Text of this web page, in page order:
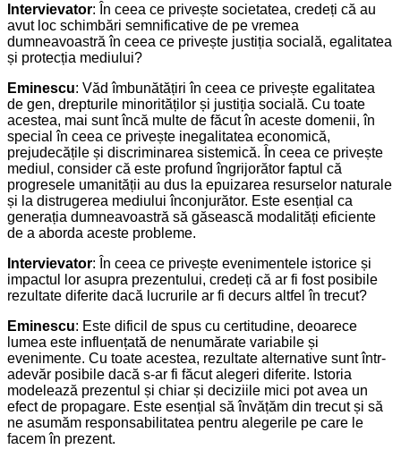
Intervievator: În ceea ce privește societatea, credeți că au
avut loc schimbări semnificative de pe vremea
dumneavoastră în ceea ce privește justiția socială, egalitatea
și protecția mediului?
Eminescu: Văd îmbunătățiri în ceea ce privește egalitatea
de gen, drepturile minorităților și justiția socială. Cu toate
acestea, mai sunt încă multe de făcut în aceste domenii, în
special în ceea ce privește inegalitatea economică,
prejudecățile și discriminarea sistemică. În ceea ce privește
mediul, consider că este profund îngrijorător faptul că
progresele umanității au dus la epuizarea resurselor naturale
și la distrugerea mediului înconjurător. Este esențial ca
generația dumneavoastră să găsească modalități eficiente
de a aborda aceste probleme.
Intervievator: În ceea ce privește evenimentele istorice și
impactul lor asupra prezentului, credeți că ar fi fost posibile
rezultate diferite dacă lucrurile ar fi decurs altfel în trecut?
Eminescu: Este dificil de spus cu certitudine, deoarece
lumea este influențată de nenumărate variabile și
evenimente. Cu toate acestea, rezultate alternative sunt într-
adevăr posibile dacă s-ar fi făcut alegeri diferite. Istoria
modelează prezentul și chiar și deciziile mici pot avea un
efect de propagare. Este esențial să învățăm din trecut și să
ne asumăm responsabilitatea pentru alegerile pe care le
facem în prezent.